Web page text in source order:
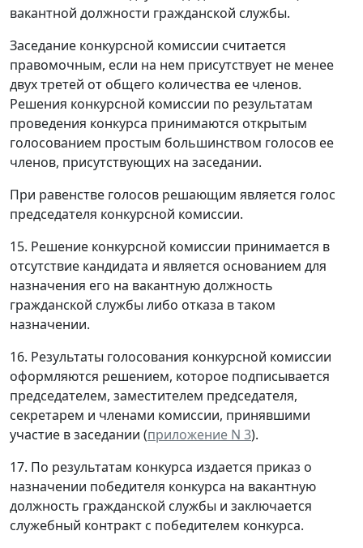
вакантной должности гражданской службы.
Заседание конкурсной комиссии считается
правомочным, если на нем присутствует не менее
двух третей от общего количества ее членов.
Решения конкурсной комиссии по результатам
проведения конкурса принимаются открытым
голосованием простым большинством голосов ее
членов, присутствующих на заседании.
При равенстве голосов решающим является голос
председателя конкурсной комиссии.
15. Решение конкурсной комиссии принимается в
отсутствие кандидата и является основанием для
назначения его на вакантную должность
гражданской службы либо отказа в таком
назначении.
16. Результаты голосования конкурсной комиссии
оформляются решением, которое подписывается
председателем, заместителем председателя,
секретарем и членами комиссии, принявшими
участие в заседании (приложение N 3).
17. По результатам конкурса издается приказ о
назначении победителя конкурса на вакантную
должность гражданской службы и заключается
служебный контракт с победителем конкурса.